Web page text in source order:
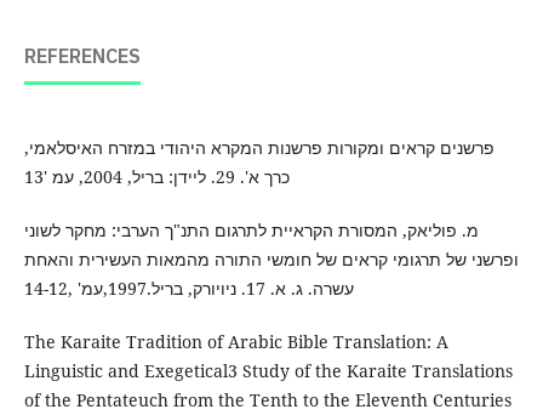
REFERENCES
פרשנים קראים ומקורות פרשנות המקרא היהודי במזרח האיסלאמי,
כרך א'. 29. ליידן: בריל, 2004, עמ '13
מ. פוליאק, המסורת הקראיית לתרגום התנ"ך הערבי: מחקר לשוני
ופרשני של תרגומי קראים של חומשי התורה מהמאות העשירית והאחת
עשרה. ג. א. 17. ניויורק, בריל.1997,עמ' ,14-12
The Karaite Tradition of Arabic Bible Translation: A
Linguistic and Exegetical3 Study of the Karaite Translations
of the Pentateuch from the Tenth to the Eleventh Centuries